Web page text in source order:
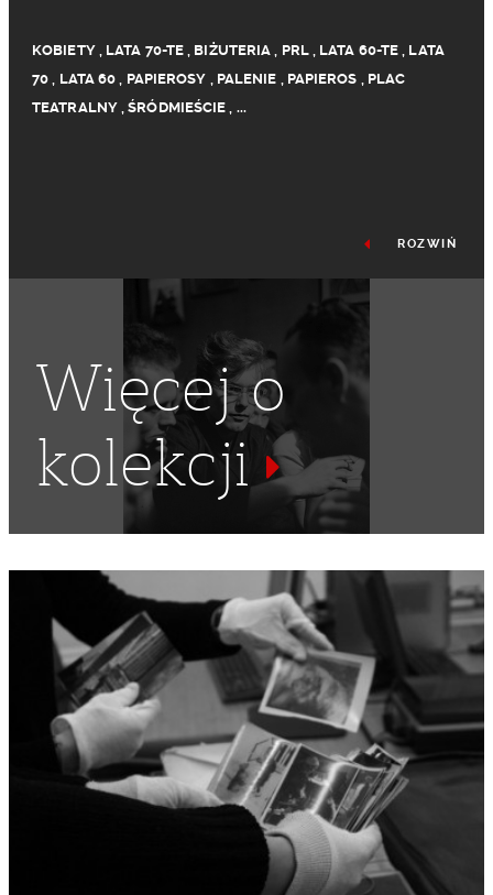
KOBIETY, LATA 70-TE , BIŻUTERIA , PRL, LATA 60-TE , LATA
70 , LATA 60 , PAPIEROSY , PALENIE , PAPIEROS , PLAC
TEATRALNY,ŚRÓDMIEŚCIE , ...
ZEGAREK, NAŁÓG,ZAPALNICZKI ,ZAPALNICZKA
ROZWIŃ
Więcej o
kolekcji